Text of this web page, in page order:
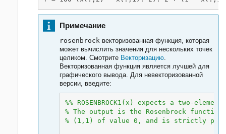
Примечание
rosenbrock векторизованная функция, которая
может вычислить значения для нескольких точек
целиком. Смотрите Векторизацию
Векторизованная функция является лучшей для
графического вывода. Для невекторизованной
версии, введите:
%% ROSENBROCK1(x) expects a two-
% The output is the Rosenbrock
% (1,1) of value 0, and is strictly